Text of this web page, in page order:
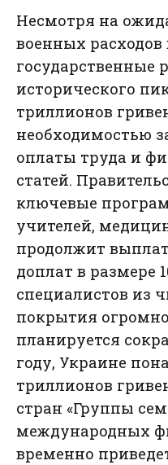
Несмотря на
военных
государственные
исторического
триллионов
необходимостью
оплаты труда и
статей.
ключевые
учителей,
продолжит
доплат в размере
специалистов из
покрытия
планируется
году, Украине
триллионов
стран «Группы
международных
временно